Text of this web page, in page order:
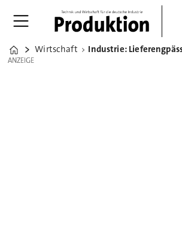
Home
Wirtschaft
ANZEIGE
ANZEIGE